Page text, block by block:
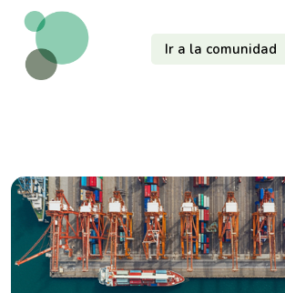
Ir a la comunidad